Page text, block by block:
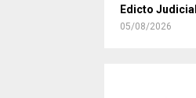
Edicto Judicial
05/08/2026